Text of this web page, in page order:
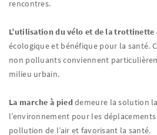
rencontres.
L’utilisation du vélo et de la
écologique et bénéfique pour la santé.
non polluants conviennent
milieu urbain.
La marche à pied demeure la solution
l’environnement pour les
pollution de l’air et favorisant la santé.